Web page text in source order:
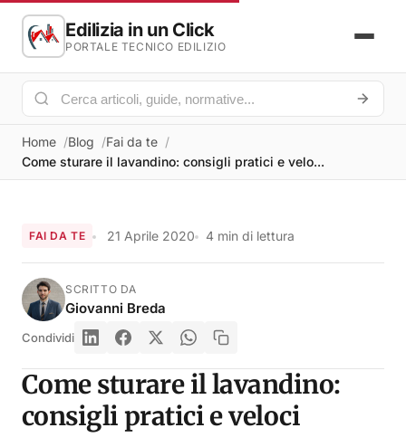
Edilizia in un Click
PORTALE TECNICO EDILIZIO
Home Blog
Fai da te
Come sturare il lavandino: consigli pratici e velo...
FAI DA TE 21 Aprile 2020 4 min di lettura
SCRITTO DA
Giovanni Breda
Condividi
Come sturare il lavandino:
consigli pratici e veloci